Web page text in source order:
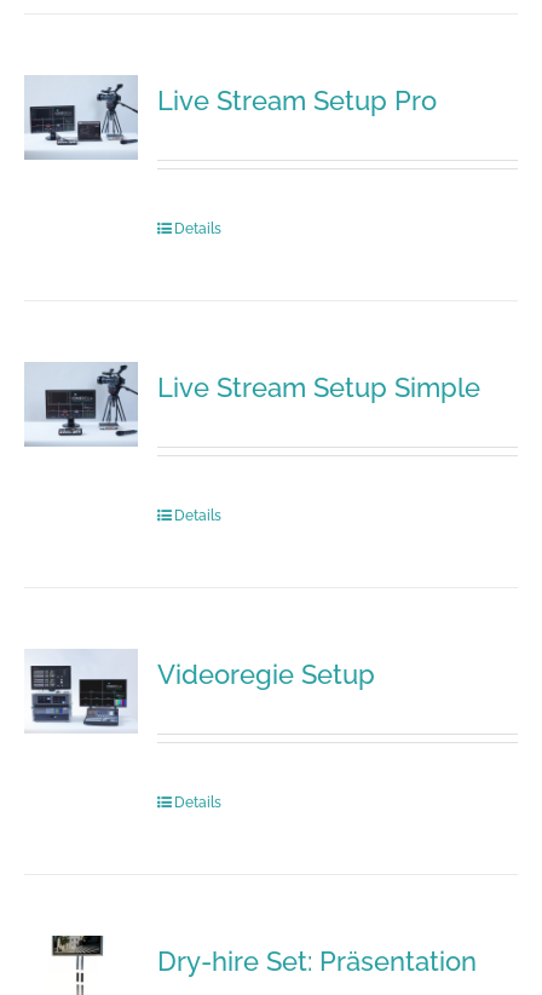
Live Stream Setup Pro
Details
Live Stream Setup Simple
Details
Videoregie Setup
Details
Dry-hire Set: Präsentation